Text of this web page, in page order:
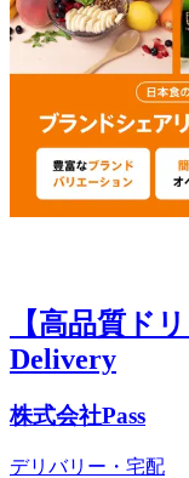
【高品質ド
Delivery
株式会社Pass
デリバリー・宅配